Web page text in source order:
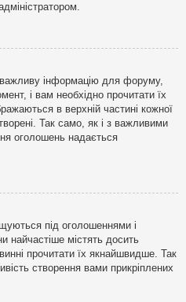
інформацію для форуму,
і вам необхідно прочитати їх
в верхній частині кожної
Так само, як і з важливими
оголошень надається
під оголошеннями і
найчастіше містять досить
прочитати їх якнайшвидше. Так
створення вами прикріплених